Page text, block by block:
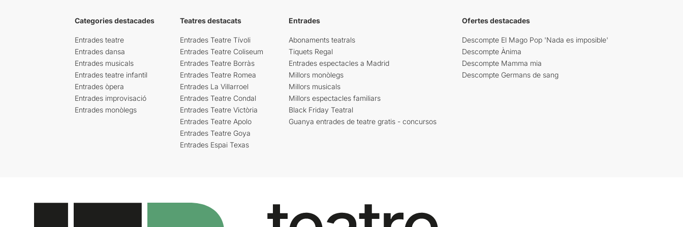
Categories destacades
Entrades teatre
Entrades dansa
Entrades musicals
Entrades teatre infantil
Entrades òpera
Entrades improvisació
Entrades monòlegs
Teatres destacats
Entrades Teatre Tívoli
Entrades Teatre Coliseum
Entrades Teatre Borràs
Entrades Teatre Romea
Entrades La Villarroel
Entrades Teatre Condal
Entrades Teatre Victòria
Entrades Teatre Apolo
Entrades Teatre Goya
Entrades Espai Texas
Entrades
Abonaments teatrals
Tiquets Regal
Entrades espectacles a Madrid
Millors monòlegs
Millors musicals
Millors espectacles familiars
Black Friday Teatral
Guanya entrades de teatre gratis - concursos
Ofertes destacades
Descompte El Mago Pop 'Nada es imposible'
Descompte Ànima
Descompte Mamma mia
Descompte Germans de sang